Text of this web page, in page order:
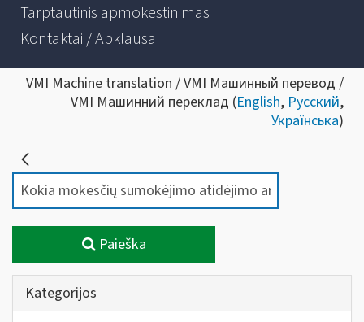
Tarptautinis apmokestinimas
Kontaktai / Apklausa
VMI Machine translation / VMI Машинный перевод /
VMI Машинний переклад (English, Русский,
Українська)
Paieška
Kategorijos